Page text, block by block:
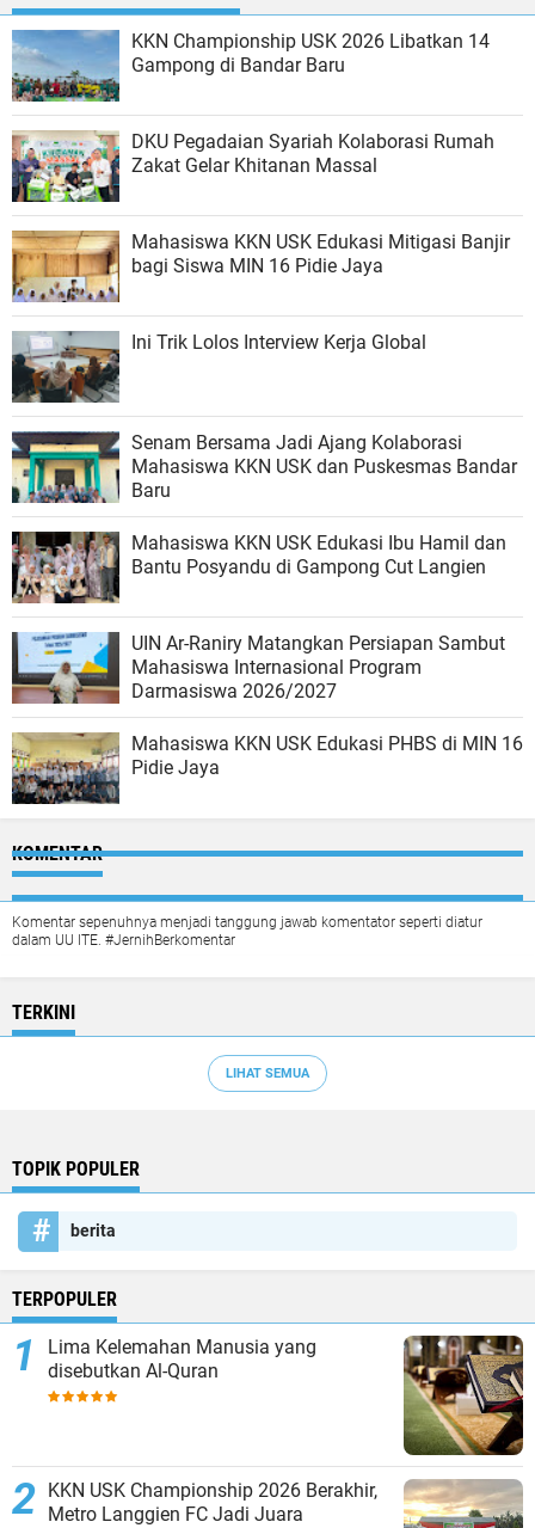
KKN Championship USK 2026 Libatkan 14
Gampong di Bandar Baru
DKU Pegadaian Syariah Kolaborasi Rumah
Zakat Gelar Khitanan Massal
Mahasiswa KKN USK Edukasi Mitigasi Banjir
bagi Siswa MIN 16 Pidie Jaya
Ini Trik Lolos Interview Kerja Global
Senam Bersama Jadi Ajang Kolaborasi
Mahasiswa KKN USK dan Puskesmas Bandar
Baru
Mahasiswa KKN USK Edukasi Ibu Hamil dan
Bantu Posyandu di Gampong Cut Langien
UIN Ar-Raniry Matangkan Persiapan Sambut
Mahasiswa Internasional Program
Darmasiswa 2026/2027
Mahasiswa KKN USK Edukasi PHBS di MIN 16
Pidie Jaya
KOMENTAR
Komentar sepenuhnya menjadi tanggung jawab komentator seperti diatur
dalam UU ITE. #JernihBerkomentar
TERKINI
LIHAT SEMUA
TOPIK POPULER
berita
TERPOPULER
Lima Kelemahan Manusia yang
disebutkan Al-Quran
KKN USK Championship 2026 Berakhir,
Metro Langgien FC Jadi Juara